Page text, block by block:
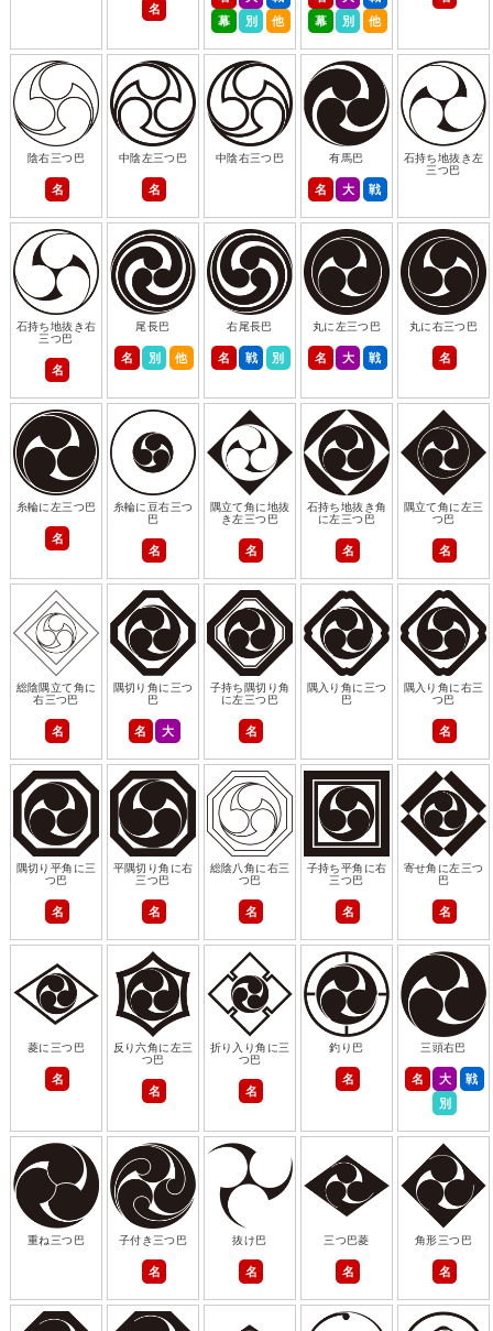
名
幕
別 他
幕
別 他
陰右三つ巴
名
中陰左三つ巴
名
中陰右三つ巴 有馬巴
名 大 戦
石持ち地抜き左
三つ巴
石持ち地抜き右
三つ巴
名
尾長巴
名 別 他
右尾長巴
名 戦 別
丸に左三つ巴
名 大 戦
丸に右三つ巴
名
糸輪に左三つ巴
名
糸輪に豆右三つ
巴
名
隅立て角に地抜
き左三つ巴
名
石持ち地抜き角
に左三つ巴
名
隅立て角に左三
つ巴
名
総陰隅立て角に
右三つ巴
名
隅切り角に三つ
巴
名 大
子持ち隅切り角
に左三つ巴
名
隅入り角に三つ
巴
隅入り角に右三
つ巴
名
隅切り平角に三
つ巴
名
平隅切り角に右
三つ巴
名
総陰八角に右三
つ巴
名
子持ち平角に右
三つ巴
名
寄せ角に左三つ
巴
名
菱に三つ巴
名
反り六角に左三
つ巴
名
折り入り角に三
つ巴
名
釣り巴
名
三頭右巴
名 大
戦
別
重ね三つ巴 子付き三つ巴
名
抜け巴
名
三つ巴菱
名
角形三つ巴
名